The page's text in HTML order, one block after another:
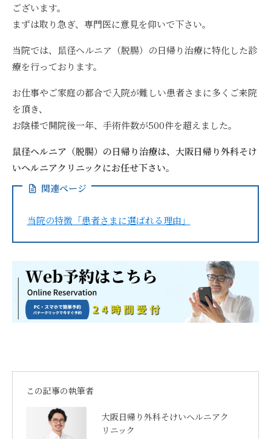
ございます。
まずは取り急ぎ、専門医に意見を仰いで下さい。
当院では、鼠径ヘルニア（脱腸）の日帰り治療に特化した診
療を行っております。
お仕事やご家庭の都合で入院が難しい患者さまに多くご来院
を頂き、
お陰様で開院後一年、手術件数が500件を超えました。
鼠径ヘルニア（脱腸）の日帰り治療は、大阪日帰り外科そけ
いヘルニアクリニックにお任せ下さい。
関連ページ
当院の特徴「患者さまに選ばれる理由」
この記事の執筆者
大阪日帰り外科そけいヘルニアク
リニック